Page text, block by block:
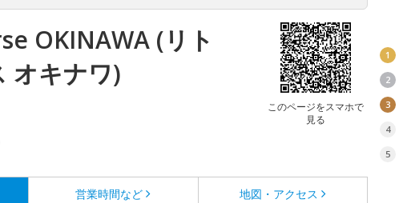
OKINAWA (リト
オキナワ)
このページをスマホで
見る
営業時間など 地図・アクセス
1
2
3
4
5